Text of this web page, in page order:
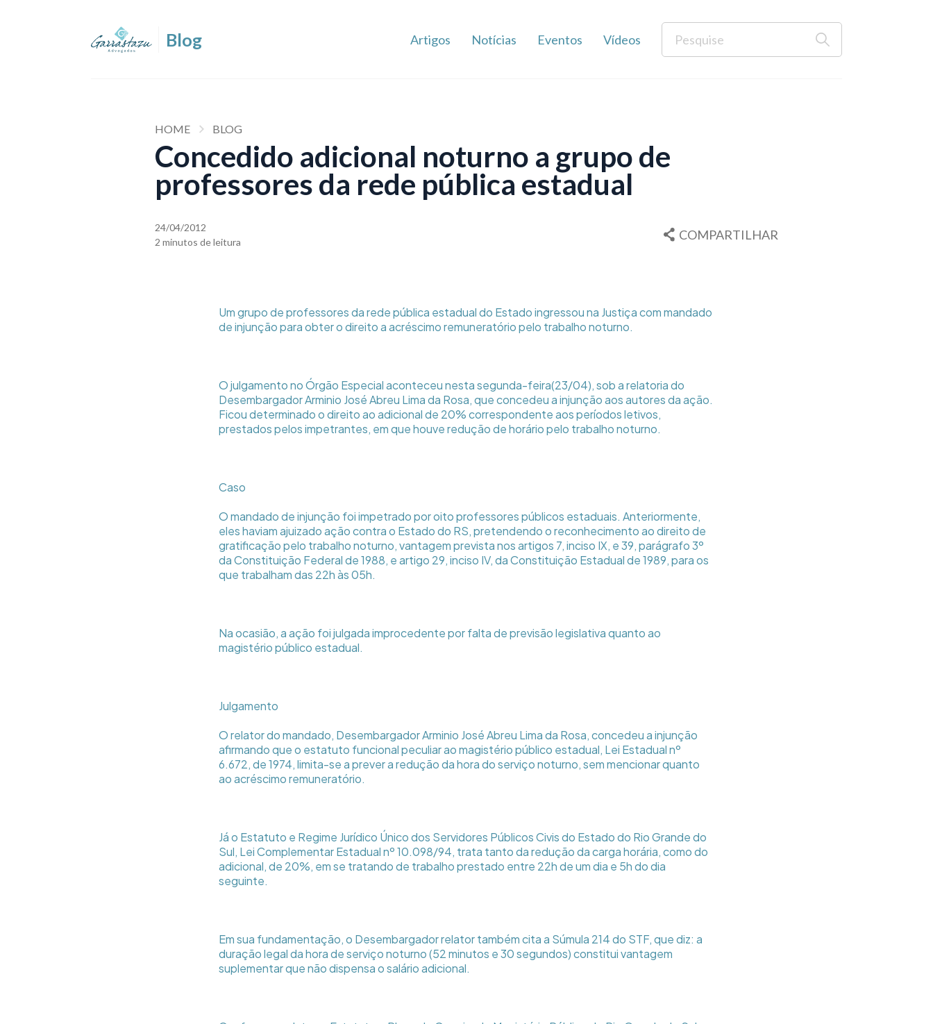
Artigos Notícias Eventos Vídeos
HOME BLOG
Concedido adicional noturno a grupo de
professores da rede pública estadual
24/04/2012
2 minutos de leitura
COMPARTILHAR
Um grupo de professores da rede pública estadual do Estado ingressou na Justiça com mandado
de injunção para obter o direito a acréscimo remuneratório pelo trabalho noturno.
O julgamento no Órgão Especial aconteceu nesta segunda-feira(23/04), sob a relatoria do
Desembargador Arminio José Abreu Lima da Rosa, que concedeu a injunção aos autores da ação.
Ficou determinado o direito ao adicional de 20% correspondente aos períodos letivos,
prestados pelos impetrantes, em que houve redução de horário pelo trabalho noturno.
Caso
O mandado de injunção foi impetrado por oito professores públicos estaduais. Anteriormente,
eles haviam ajuizado ação contra o Estado do RS, pretendendo o reconhecimento ao direito de
gratificação pelo trabalho noturno, vantagem prevista nos artigos 7, inciso IX, e 39, parágrafo 3º
da Constituição Federal de 1988, e artigo 29, inciso IV, da Constituição Estadual de 1989, para os
que trabalham das 22h às 05h.
Na ocasião, a ação foi julgada improcedente por falta de previsão legislativa quanto ao
magistério público estadual.
Julgamento
O relator do mandado, Desembargador Arminio José Abreu Lima da Rosa, concedeu a injunção
afirmando que o estatuto funcional peculiar ao magistério público estadual, Lei Estadual nº
6.672, de 1974, limita-se a prever a redução da hora do serviço noturno, sem mencionar quanto
ao acréscimo remuneratório.
Já o Estatuto e Regime Jurídico Único dos Servidores Públicos Civis do Estado do Rio Grande do
Sul, Lei Complementar Estadual nº 10.098/94, trata tanto da redução da carga horária, como do
adicional, de 20%, em se tratando de trabalho prestado entre 22h de um dia e 5h do dia
seguinte.
Em sua fundamentação, o Desembargador relator também cita a Súmula 214 do STF, que diz: a
duração legal da hora de serviço noturno (52 minutos e 30 segundos) constitui vantagem
suplementar que não dispensa o salário adicional.